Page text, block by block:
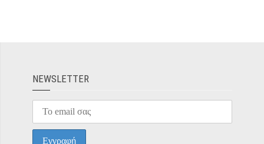
ΝEWSLETTER